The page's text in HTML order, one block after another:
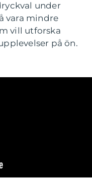
under
vara mindre
vill utforska
på ön.